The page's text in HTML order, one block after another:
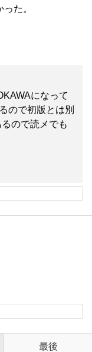
た。
になって
ので初版とは別
ので読メでも
最後